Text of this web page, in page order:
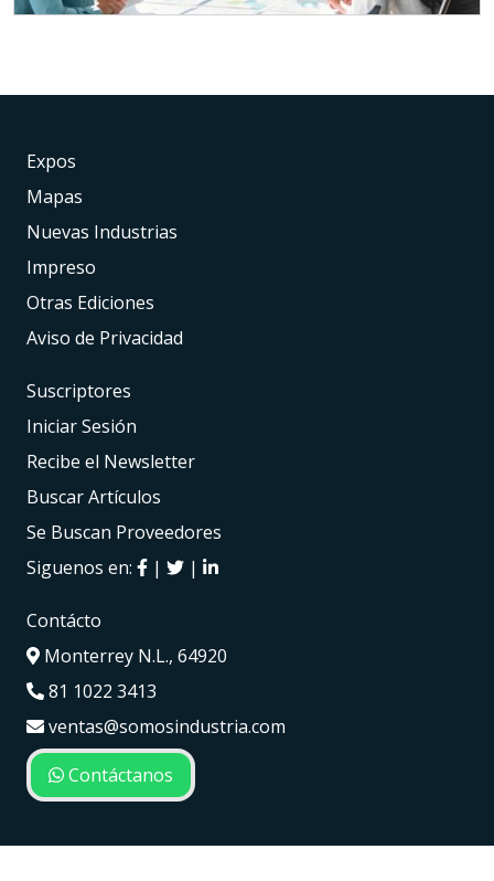
Expos
Mapas
Nuevas Industrias
Impreso
Otras Ediciones
Aviso de Privacidad
Suscriptores
Iniciar Sesión
Recibe el Newsletter
Buscar Artículos
Se Buscan Proveedores
Siguenos en:
| |
Contácto
Monterrey N.L., 64920
81 1022 3413
ventas@somosindustria.com
Contáctanos